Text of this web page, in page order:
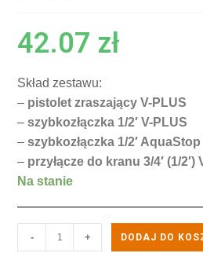
42.07 zł
Skład zestawu:
– pistolet zraszający V-PLUS
–szybkozłączka 1/2′ V-PLUS
–szybkozłączka 1/2′
– przyłącze do kranu 3/4′ (1/2′)
Na stanie
- + DODAJ DO